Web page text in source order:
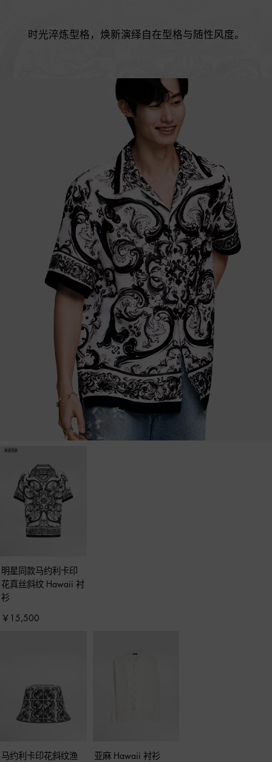
时光淬炼型格，焕新演绎自在型格与随性风度。
明星同款马约利卡印
花真丝斜纹 Hawaii 衬
衫
￥15,500
马约利卡印花斜纹渔
亚麻 Hawaii 衬衫